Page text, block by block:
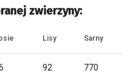
zwierzyny:
Lisy Sarny
92 770